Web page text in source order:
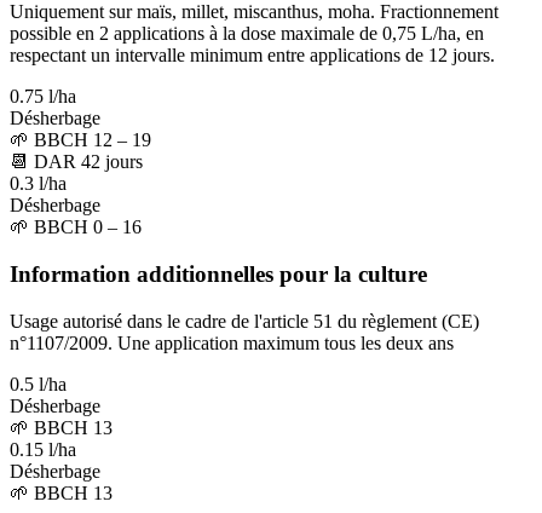
Uniquement sur maïs, millet, miscanthus, moha. Fractionnement
possible en 2 applications à la dose maximale de 0,75 L/ha, en
respectant un intervalle minimum entre applications de 12 jours.
0.75 l/ha
Désherbage
🌱 BBCH 12 – 19
📆 DAR 42 jours
0.3 l/ha
Désherbage
🌱 BBCH 0 – 16
Information additionnelles pour la culture
Usage autorisé dans le cadre de l'article 51 du règlement (CE)
n°1107/2009. Une application maximum tous les deux ans
0.5 l/ha
Désherbage
🌱 BBCH 13
0.15 l/ha
Désherbage
🌱 BBCH 13